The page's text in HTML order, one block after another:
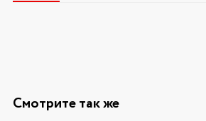
Смотрите так же